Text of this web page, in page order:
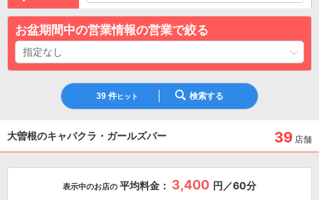
お盆期間中の営業情報の営業で絞る
39 件ヒット 検索する
大曽根のキャバクラ・ガールズバー 39 店舗
表示中のお店の 平均料金： 3,400 円／60分